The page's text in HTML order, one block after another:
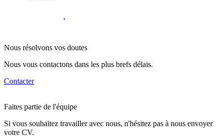
Nous résolvons vos doutes
Nous vous contactons dans les plus brefs délais.
Contacter
Faites partie de l'équipe
Si vous souhaitez travailler avec nous, n'hésitez pas à nous envoyer
votre CV.